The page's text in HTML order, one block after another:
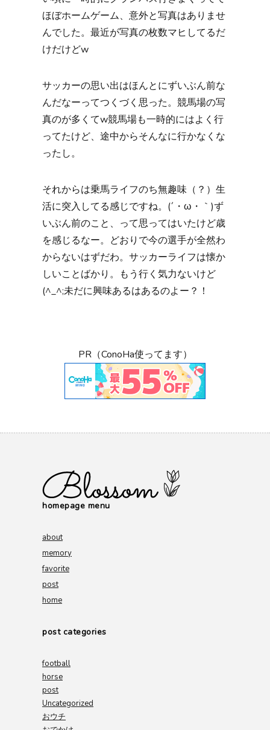
ほぼホームゲーム、意外と写真はありませ
んでした。最近が写真の枚数マヒしてるだ
けだけどw
サッカーの思い出はほんとにずいぶん前な
んだなーってつくづく思った。競馬場の写
真のが多くてw競馬場も一時的にはよく行
ってたけど、途中からそんなに行かなくな
ったし。
それからは乗馬ライフのち無趣味（？）生
活に突入してる感じですね。(´・ω・｀)ず
いぶん前のこと、って思ってはいたけど歳
を感じるなー。どおりで今の選手が全然わ
からないはずだわ。サッカーライフは懐か
しいことばかり。もう行く気力ないけど
(^_^;未だに興味あるはあるのよー？！
PR（ConoHa使ってます）
homepage menu
about
memory
favorite
post
home
post categories
football
horse
post
Uncategorized
おウチ